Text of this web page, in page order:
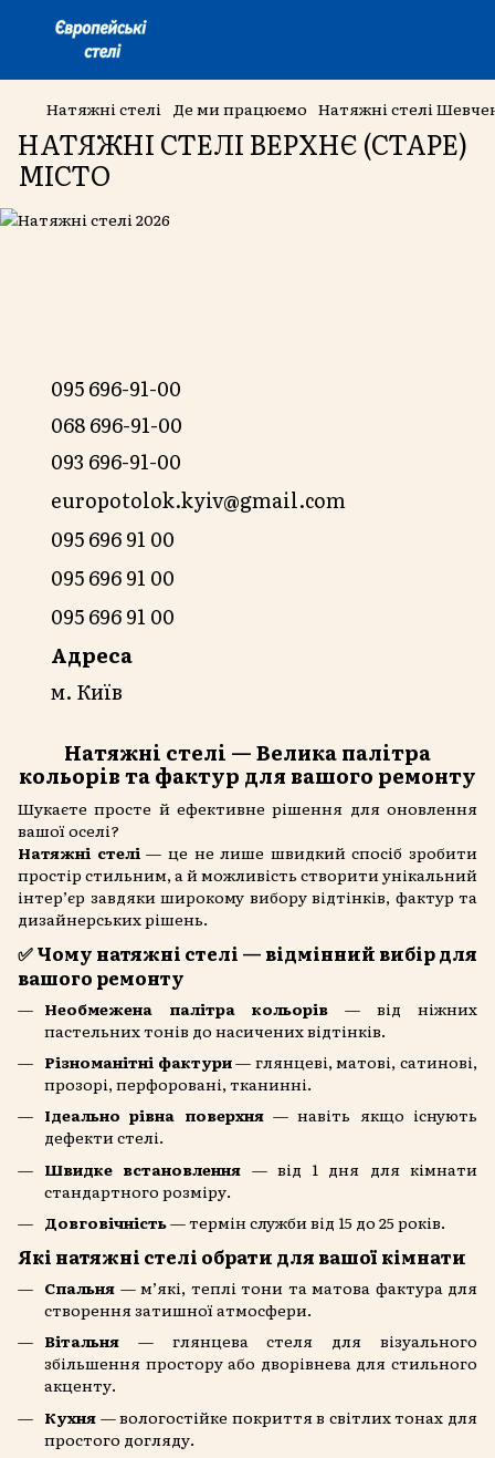
Натяжні стелі Де ми працюємо Натяжні стелі
НАТЯЖНІ СТЕЛІ ВЕРХНЄ (СТАРЕ)
МІСТО
095 696-91-00
068 696-91-00
093 696-91-00
europotolok.kyiv@gmail.com
095 696 91 00
095 696 91 00
095 696 91 00
Адреса
м. Київ
Натяжні стелі — Велика палітра
кольорів та фактур для вашого ремонту
Шукаєте просте й ефективне рішення для оновлення
вашої оселі?
Натяжні стелі — це не лише швидкий спосіб зробити
простір стильним, а й можливість створити унікальний
інтер’єр завдяки широкому вибору відтінків, фактур та
дизайнерських рішень.
✅ Чому натяжні стелі — відмінний вибір для
вашого ремонту
Необмежена палітра кольорів — від ніжних
пастельних тонів до насичених відтінків.
Різноманітні фактури— глянцеві, матові, сатинові,
прозорі, перфоровані, тканинні.
Ідеально рівна поверхня— навіть якщо існують
дефекти стелі.
Швидке встановлення — від 1 дня для кімнати
стандартного розміру.
Довговічність— термін служби від 15 до 25 років.
Які натяжні стелі обрати для вашої кімнати
Спальня — м’які, теплі тони та матова фактура для
створення затишної атмосфери.
Вітальня — глянцева стеля для візуального
збільшення простору або дворівнева для стильного
акценту.
Кухня — вологостійке покриття в світлих тонах для
простого догляду.